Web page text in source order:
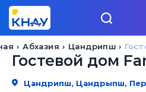
Цандрипш
Абхазия
Гостевой дом
Цандрипш, Цандрыпш,